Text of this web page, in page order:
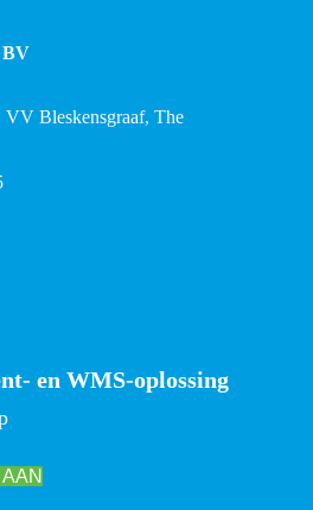
BV
VV Bleskensgraaf, The
en WMS-oplossing